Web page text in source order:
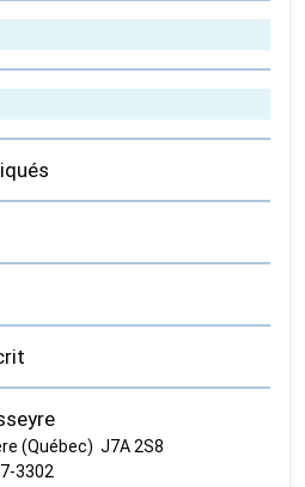
(Québec) J7A 2S8